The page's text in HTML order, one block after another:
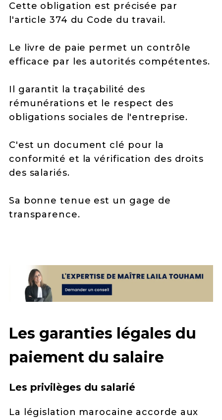
Cette obligation est précisée par
l'article 374 du Code du travail.
Le livre de paie permet un contrôle
efficace par les autorités compétentes.
Il garantit la traçabilité des
rémunérations et le respect des
obligations sociales de l'entreprise.
C'est un document clé pour la
conformité et la vérification des droits
des salariés.
Sa bonne tenue est un gage de
transparence.
Les garanties légales du
paiement du salaire
Les privilèges du salarié
La législation marocaine accorde aux